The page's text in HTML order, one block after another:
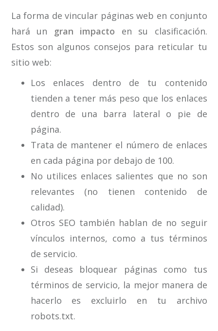
La forma de vincular páginas web en conjunto
hará un
gran impacto en su clasificación.
Estos son algunos consejos para reticular tu
sitio web:
Los enlaces dentro de tu contenido
tienden a tener más peso que los enlaces
dentro de una barra lateral o pie de
página.
Trata de mantener el número de enlaces
en cada página por debajo de 100.
No utilices enlaces salientes que no son
relevantes (no tienen contenido de
calidad).
Otros SEO también hablan de no seguir
vínculos internos, como a tus términos
de servicio.
Si deseas bloquear páginas como tus
términos de servicio, la mejor manera de
hacerlo es excluirlo en tu archivo
robots.txt.